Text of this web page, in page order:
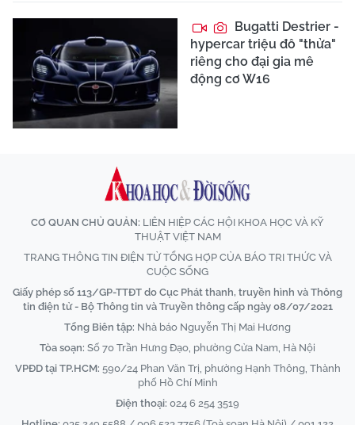
Bugatti Destrier -
hypercar triệu đô "thửa"
riêng cho đại gia mê
động cơ W16
CƠ QUAN CHỦ QUẢN: LIÊN HIỆP CÁC HỘI KHOA HỌC VÀ KỸ
THUẬT VIỆT NAM
TRANG THÔNG TIN ĐIỆN TỬ TỔNG HỢP CỦA BÁO TRI THỨC VÀ
CUỘC SỐNG
Giấy phép số 113/GP-TTĐT do Cục Phát thanh, truyền hình và Thông
tin điện tử - Bộ Thông tin và Truyền thông cấp ngày 08/07/2021
Tổng Biên tập: Nhà báo Nguyễn Thị Mai Hương
Tòa soạn: Số 70 Trần Hưng Đạo, phường Cửa Nam, Hà Nội
VPĐD tại TP.HCM: 590/24 Phan Văn Trị, phường Hạnh Thông, Thành
phố Hồ Chí Minh
Điện thoại: 024 6 254 3519